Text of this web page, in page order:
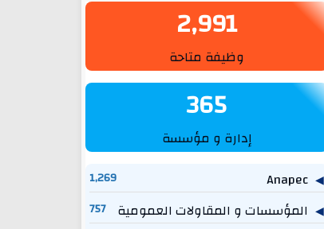
2,991
وظيفة متاحة
365
إدارة و مؤسسة
Anapec
1,269
المؤسسات و المقاولات العمومية 757